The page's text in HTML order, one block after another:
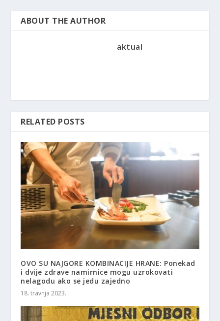
ABOUT THE AUTHOR
aktual
RELATED POSTS
OVO SU NAJGORE KOMBINACIJE HRANE: Ponekad
i dvije zdrave namirnice mogu uzrokovati
nelagodu ako se jedu zajedno
18. travnja 2023.